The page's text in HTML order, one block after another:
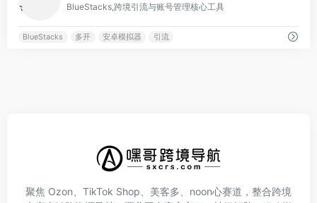
BlueStacks,跨境引流与账号管理核心工具
BlueStacks 多开 安卓模拟器 引流
聚焦 Ozon、TikTok Shop、美客多、noon心赛道，整合跨境